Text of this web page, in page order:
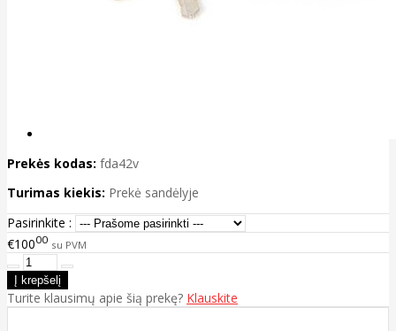
Prekės kodas: fda42v
Turimas kiekis: Prekė sandėlyje
Pasirinkite :
€10000 su PVM
Turite klausimų apie šią prekę? Klauskite